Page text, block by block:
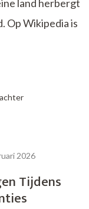
land herbergt
Op Wikipedia is
op
op
Ontdek
de
2026
Tijdens